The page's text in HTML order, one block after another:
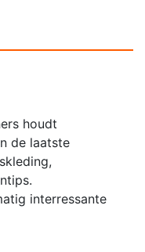
houdt
de laatste
interressante